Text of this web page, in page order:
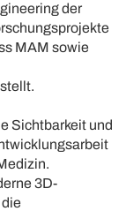
der
MAM sowie
Sichtbarkeit und
3D-